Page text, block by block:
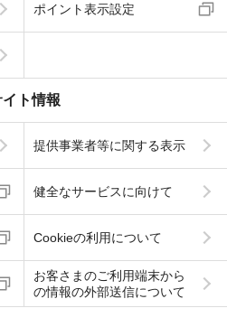
ポイント表示設定
イト情報
提供事業者等に関する表示
健全なサービスに向けて
Cookieの利用について
お客さまのご利用端末から
の情報の外部送信について